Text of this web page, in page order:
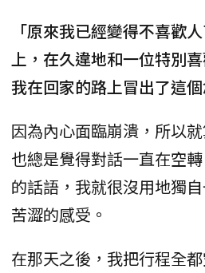
「原來我已經變得不喜歡
上，在久違地和一位特別
我在回家的路上冒出了這個
因為內心面臨崩潰，所以
也總是覺得對話一直在空
的話語，我就很沒用地獨
苦澀的感受。
在那天之後，我把行程全